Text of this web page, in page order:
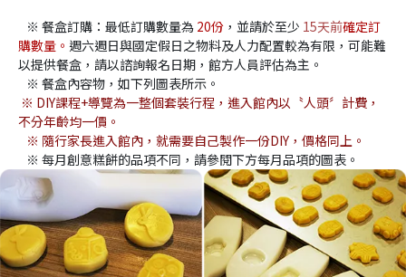
   ※ 餐盒訂購：最低訂購數量為
20份 ，並請於至少 15天前確定訂
購數量。 週六週日與國定假日之物料及人力配置較為有限，可能難
以提供餐盒，請以諮詢報名日期，館方人員評估為主。
   ※ 餐盒內容物，如下列圖表所示。
※ DIY課程+導覽為一整個套裝行程，進入館內以〝人頭〞計費，
不分年齡均一價。
   ※ 隨行家長進入館內，就需要自己製作一份DIY，價格同上。
   ※ 每月創意糕餅的品項不同，請參閱下方每月品項的圖表。